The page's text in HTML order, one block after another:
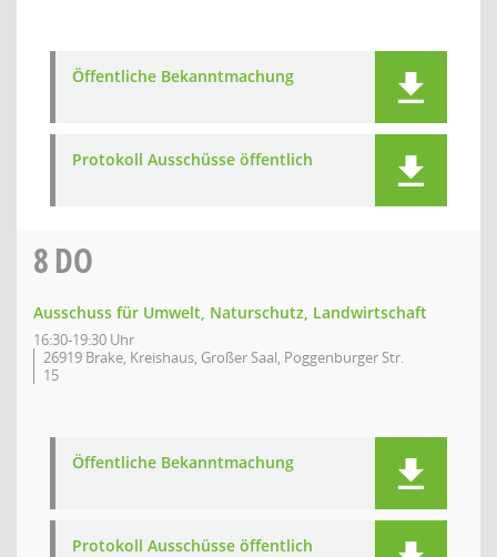
Öffentliche Bekanntmachung
Protokoll Ausschüsse öffentlich
8DO
Ausschuss für Umwelt, Naturschutz, Landwirtschaft
16:30-19:30 Uhr
26919 Brake, Kreishaus, Großer Saal, Poggenburger Str.
15
Öffentliche Bekanntmachung
Protokoll Ausschüsse öffentlich